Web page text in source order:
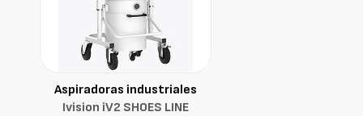
Aspiradoras industriales
Ivision iV2 SHOES LINE